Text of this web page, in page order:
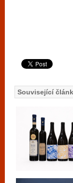
Související